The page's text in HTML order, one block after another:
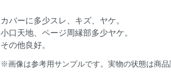
カバーに多少スレ、キズ、ヤケ。
小口天地、ページ周縁部多少ヤケ。
その他良好。
※画像は参考用サンプルです。実物の状態は商品